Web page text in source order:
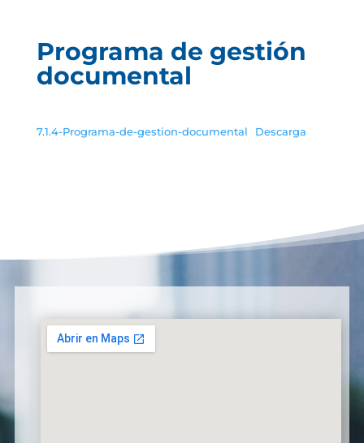
Programa de gestión
documental
7.1.4-Programa-de-gestion-documental Descarga